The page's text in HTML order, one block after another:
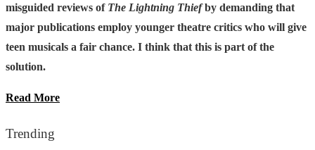
misguided reviews of The Lightning Thiefby demanding that
major publications employ younger theatre critics who will give
teen musicals a fair chance. I think that this is part of the
solution.
Read More
Trending